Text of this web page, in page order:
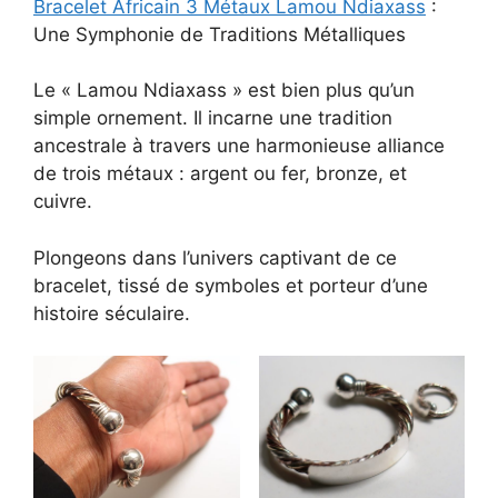
Bracelet Africain 3 Métaux Lamou Ndiaxass :
Une Symphonie de Traditions Métalliques
Le « Lamou Ndiaxass » est bien plus qu’un
simple ornement. Il incarne une tradition
ancestrale à travers une harmonieuse alliance
de trois métaux : argent ou fer, bronze, et
cuivre.
Plongeons dans l’univers captivant de ce
bracelet, tissé de symboles et porteur d’une
histoire séculaire.